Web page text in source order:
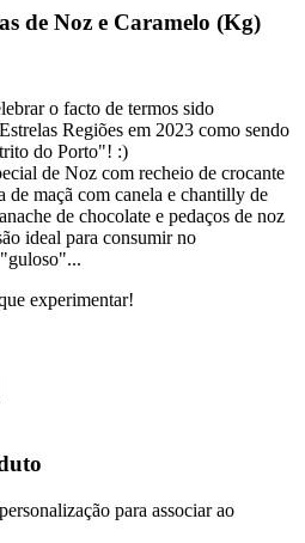
de Noz e Caramelo (Kg)
o facto de termos sido
Regiões em 2023 como sendo
do Porto"! :)
de Noz com recheio de crocante
de maçã com canela e chantilly de
de chocolate e pedaços de noz
ideal para consumir no
experimentar!
para associar ao